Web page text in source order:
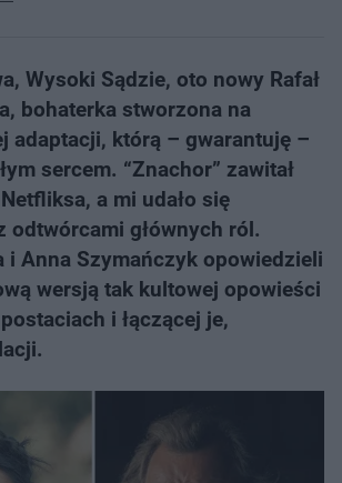
Wysoki Sądzie, oto nowy Rafał
bohaterka stworzona na
adaptacji, którą – gwarantuję –
sercem. “Znachor” zawitał
a mi udało się
odtwórcami głównych ról.
i Anna Szymańczyk opowiedzieli
wersją tak kultowej opowieści
i łączącej je,